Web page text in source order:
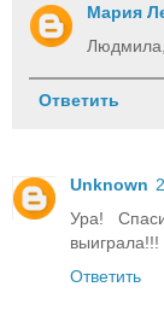
Мария
Ответить
Unknown
Ура!
Ответить